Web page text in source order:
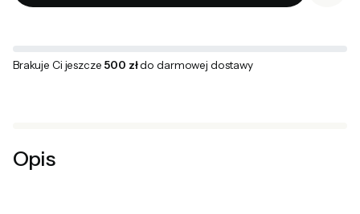
Brakuje Ci jeszcze 500 złdo darmowej dostawy
Opis